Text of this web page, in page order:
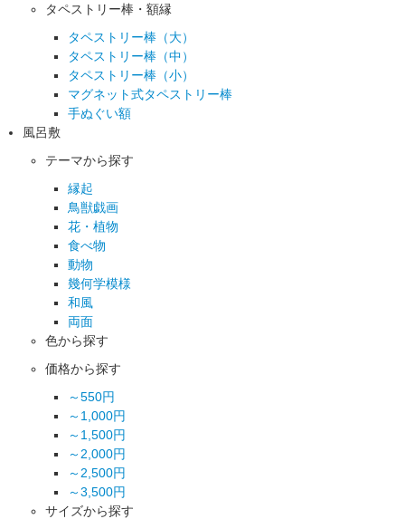
タペストリー棒・額縁
タペストリー棒（大）
タペストリー棒（中）
タペストリー棒（小）
マグネット式タペストリー棒
手ぬぐい額
風呂敷
テーマから探す
縁起
鳥獣戯画
花・植物
食べ物
動物
幾何学模様
和風
両面
色から探す
価格から探す
～550円
～1,000円
～1,500円
～2,000円
～2,500円
～3,500円
サイズから探す